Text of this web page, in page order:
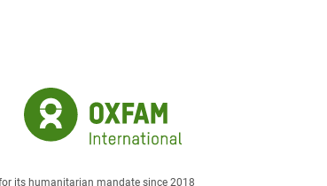
its humanitarian mandate since 2018